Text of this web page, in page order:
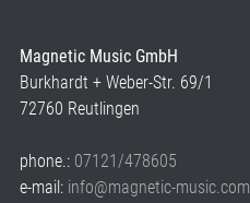
Magnetic Music GmbH
Burkhardt + Weber-Str. 69/1
72760 Reutlingen
phone.: 07121/478605
e-mail: info@magnetic-music.com